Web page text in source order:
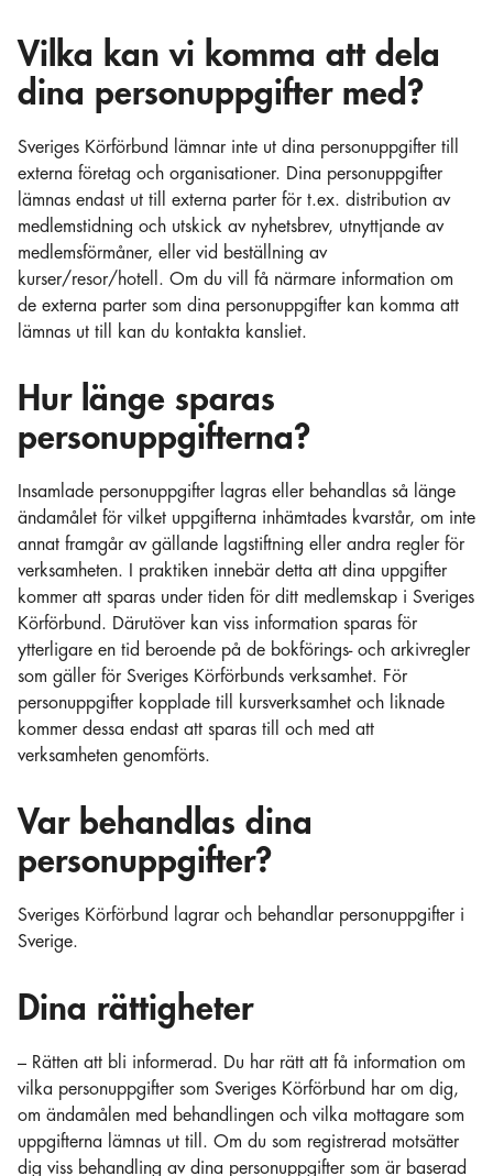
Vilka kan vi komma att dela
dina personuppgifter med?
Sveriges Körförbund lämnar inte ut dina personuppgifter till
externa företag och organisationer. Dina personuppgifter
lämnas endast ut till externa parter för t.ex. distribution av
medlemstidning och utskick av nyhetsbrev, utnyttjande av
medlemsförmåner, eller vid beställning av
kurser/resor/hotell. Om du vill få närmare information om
de externa parter som dina personuppgifter kan komma att
lämnas ut till kan du kontakta kansliet.
Hur länge sparas
personuppgifterna?
Insamlade personuppgifter lagras eller behandlas så länge
ändamålet för vilket uppgifterna inhämtades kvarstår, om inte
annat framgår av gällande lagstiftning eller andra regler för
verksamheten. I praktiken innebär detta att dina uppgifter
kommer att sparas under tiden för ditt medlemskap i Sveriges
Körförbund. Därutöver kan viss information sparas för
ytterligare en tid beroende på de bokförings- och arkivregler
som gäller för Sveriges Körförbunds verksamhet. För
personuppgifter kopplade till kursverksamhet och liknade
kommer dessa endast att sparas till och med att
verksamheten genomförts.
Var behandlas dina
personuppgifter?
Sveriges Körförbund lagrar och behandlar personuppgifter i
Sverige.
Dina rättigheter
– Rätten att bli informerad. Du har rätt att få information om
vilka personuppgifter som Sveriges Körförbund har om dig,
om ändamålen med behandlingen och vilka mottagare som
uppgifterna lämnas ut till. Om du som registrerad motsätter
dig viss behandling av dina personuppgifter som är baserad